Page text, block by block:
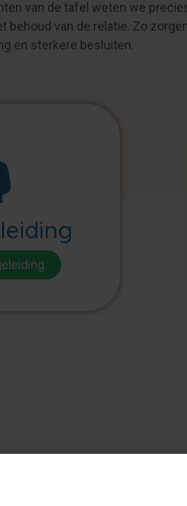
van de tafel weten we
behoud van de relatie. Zo
en sterkere besluiten.
minder